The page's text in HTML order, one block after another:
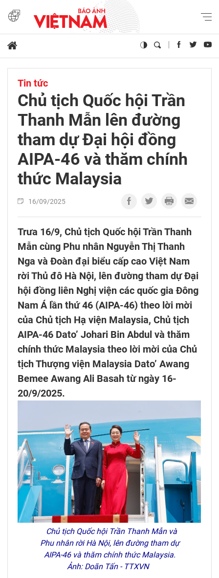
Tin tức
Chủ tịch Quốc hội Trần
Thanh Mẫn lên đường
tham dự Đại hội đồng
AIPA-46 và thăm chính
thức Malaysia
16/09/2025
Trưa 16/9, Chủ tịch Quốc hội Trần Thanh
Mẫn cùng Phu nhân Nguyễn Thị Thanh
Nga và Đoàn đại biểu cấp cao Việt Nam
rời Thủ đô Hà Nội, lên đường tham dự Đại
hội đồng liên Nghị viện các quốc gia Đông
Nam Á lần thứ 46 (AIPA-46) theo lời mời
của Chủ tịch Hạ viện Malaysia, Chủ tịch
AIPA-46 Dato’ Johari Bin Abdul và thăm
chính thức Malaysia theo lời mời của Chủ
tịch Thượng viện Malaysia Dato’ Awang
Bemee Awang Ali Basah từ ngày 16-
20/9/2025.
Chủ tịch Quốc hội Trần Thanh Mẫn và
Phu nhân rời Hà Nội, lên đường tham dự
AIPA-46 và thăm chính thức Malaysia.
Ảnh: Doãn Tấn - TTXVN